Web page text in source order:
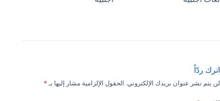
اترك ردّاً
لن يتم نشر عنوان بريدك الإلكتروني. الحقول الإلزامية مشار إليها بـ *